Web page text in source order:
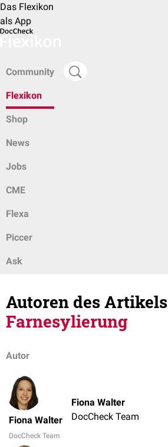
Das Flexikon
als App
Community
Flexikon
Shop
News
Jobs
CME
Flexa
Piccer
Ask
Autoren des Artikels
Farnesylierung
Autor
Fiona Walter
DocCheck Team
Fiona Walter
DocCheck Team